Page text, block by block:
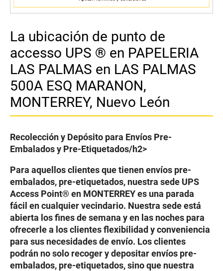
La ubicación de punto de
accesso UPS ® en PAPELERIA
LAS PALMAS en LAS PALMAS
500A ESQ MARANON,
MONTERREY, Nuevo León
Recolección y Depósito para Envíos Pre-
Embalados y Pre-Etiquetados/h2>
Para aquellos clientes que tienen envíos pre-
embalados, pre-etiquetados, nuestra sede UPS
Access Point® en MONTERREY es una parada
fácil en cualquier vecindario. Nuestra sede está
abierta los fines de semana y en las noches para
ofrecerle a los clientes flexibilidad y conveniencia
para sus necesidades de envío. Los clientes
podrán no solo recoger y depositar envíos pre-
embalados, pre-etiquetados, sino que nuestra